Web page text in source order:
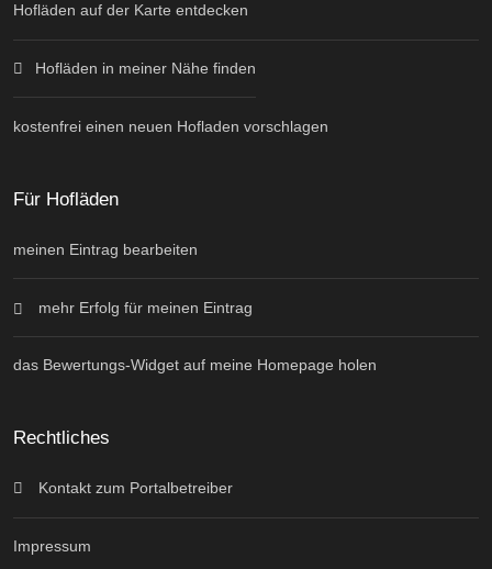
Hofläden auf der Karte entdecken
Hofläden in meiner Nähe finden
kostenfrei einen neuen Hofladen vorschlagen
Für Hofläden
meinen Eintrag bearbeiten
mehr Erfolg für meinen Eintrag
das Bewertungs-Widget auf meine Homepage holen
Rechtliches
Kontakt zum Portalbetreiber
Impressum